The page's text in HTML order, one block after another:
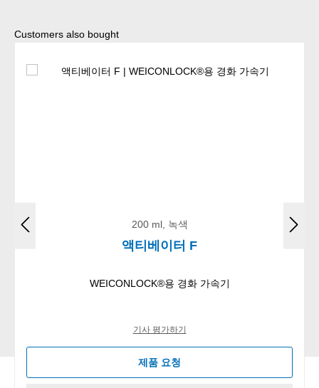
Skip product gallery
Customers also bought
200 ml, 녹색
액티베이터 F
WEICONLOCK®용 경화 가속기
기사 평가하기
제품 요청